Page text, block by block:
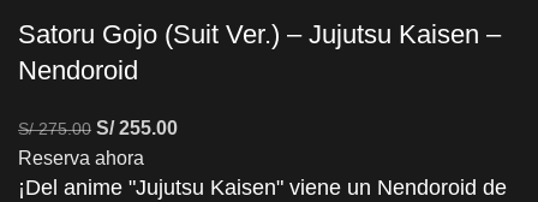
Satoru Gojo (Suit Ver.) – Jujutsu Kaisen –
Nendoroid
S/275.00 S/255.00
Reserva ahora
¡Del anime "Jujutsu Kaisen" viene un Nendoroid de